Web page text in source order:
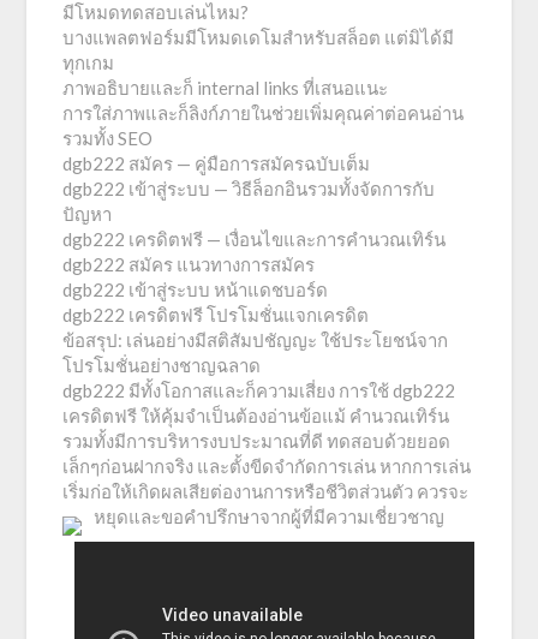
มีโหมดทดสอบเล่นไหม?
บางแพลตฟอร์มมีโหมดเดโมสำหรับสล็อต แต่มิได้มี
ทุกเกม
ภาพอธิบายและก็ internal links ที่เสนอแนะ
การใส่ภาพและก็ลิงก์ภายในช่วยเพิ่มคุณค่าต่อคนอ่าน
รวมทั้ง SEO
dgb222 สมัคร — คู่มือการสมัครฉบับเต็ม
dgb222 เข้าสู่ระบบ — วิธีล็อกอินรวมทั้งจัดการกับ
ปัญหา
dgb222 เครดิตฟรี — เงื่อนไขและการคำนวณเทิร์น
dgb222 สมัคร แนวทางการสมัคร
dgb222 เข้าสู่ระบบ หน้าแดชบอร์ด
dgb222 เครดิตฟรี โปรโมชั่นแจกเครดิต
ข้อสรุป: เล่นอย่างมีสติสัมปชัญญะ ใช้ประโยชน์จาก
โปรโมชั่นอย่างชาญฉลาด
dgb222 มีทั้งโอกาสและก็ความเสี่ยง การใช้ dgb222
เครดิตฟรี ให้คุ้มจำเป็นต้องอ่านข้อแม้ คำนวณเทิร์น
รวมทั้งมีการบริหารงบประมาณที่ดี ทดสอบด้วยยอด
เล็กๆก่อนฝากจริง และตั้งขีดจำกัดการเล่น หากการเล่น
เริ่มก่อให้เกิดผลเสียต่องานการหรือชีวิตส่วนตัว ควรจะ
หยุดและขอคำปรึกษาจากผู้ที่มีความเชี่ยวชาญ